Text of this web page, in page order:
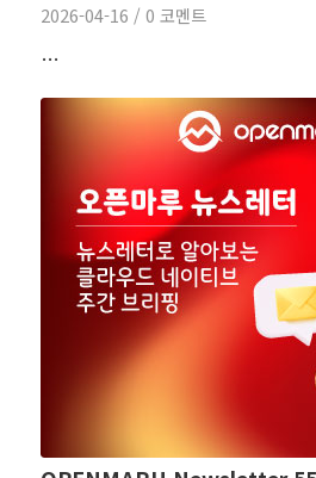
2026-04-16 / 0 코멘트
…